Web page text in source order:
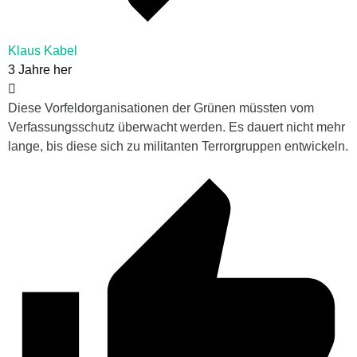
Klaus Kabel
3 Jahre her
Diese Vorfeldorganisationen der Grünen müssten vom
Verfassungsschutz überwacht werden. Es dauert nicht mehr
lange, bis diese sich zu militanten Terrorgruppen entwickeln.